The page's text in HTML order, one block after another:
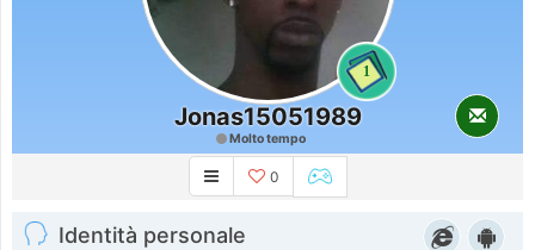
1
Jonas15051989
Molto tempo
0
Identità personale